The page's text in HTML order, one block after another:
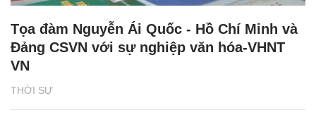
THỜI SỰ
Tọa đàm Nguyễn Ái Quốc - Hồ Chí Minh và
Đảng CSVN với sự nghiệp văn hóa-VHNT
VN